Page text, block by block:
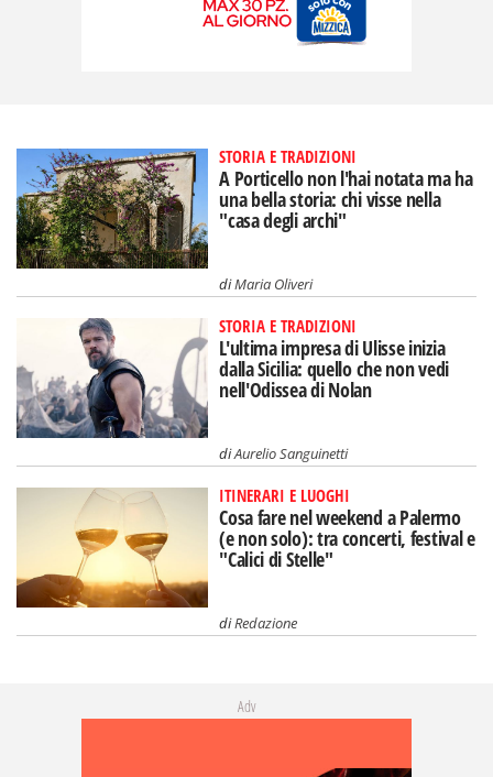
STORIA E TRADIZIONI
A Porticello non l'hai notata ma ha
una bella storia: chi visse nella
"casa degli archi"
diMaria Oliveri
STORIA E TRADIZIONI
L'ultima impresa di Ulisse inizia
dalla Sicilia: quello che non vedi
nell'Odissea di Nolan
diAurelio Sanguinetti
ITINERARI E LUOGHI
Cosa fare nel weekend a Palermo
(e non solo): tra concerti, festival e
"Calici di Stelle"
diRedazione
Adv